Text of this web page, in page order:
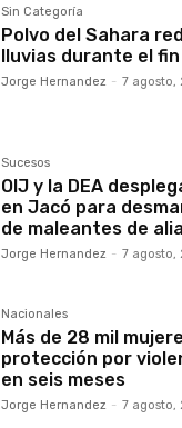
Sin Categoría
Polvo del Sahara
lluvias durante el
Jorge Hernandez - 7 agosto,
Sucesos
OIJ y la DEA
en Jacó para
de maleantes de
Jorge Hernandez - 7 agosto,
Nacionales
Más de 28 mil
protección por
en seis meses
Jorge Hernandez - 7 agosto,